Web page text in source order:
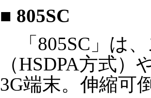
■ 805SC
「805SC」は
（HSDPA方式
3G端末。伸縮可